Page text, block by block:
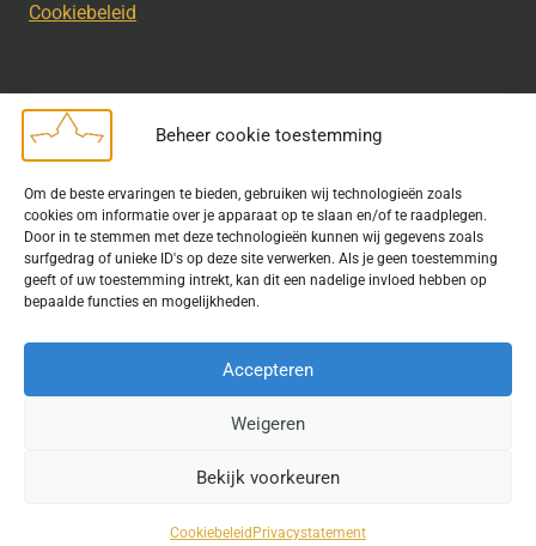
Beheer cookie toestemming
Om de beste ervaringen te bieden, gebruiken wij technologieën zoals
cookies om informatie over je apparaat op te slaan en/of te raadplegen.
Door in te stemmen met deze technologieën kunnen wij gegevens zoals
surfgedrag of unieke ID's op deze site verwerken. Als je geen toestemming
geeft of uw toestemming intrekt, kan dit een nadelige invloed hebben op
bepaalde functies en mogelijkheden.
Accepteren
Weigeren
Bekijk voorkeuren
Cookiebeleid Privacystatement
Cookiebeleid
Bij het uitdragen van de doelstelling van de Geschiedkundige
Kring wordt gebruik gemaakt van rechtenvrije informatie en data
waarvoor toestemming is verleend. Indien u op deze site een
publicatie van tekst of beeld aantreft die hier niet aan voldoet,